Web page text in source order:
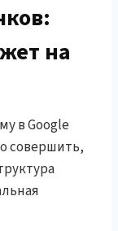
на
в Google
совершить,